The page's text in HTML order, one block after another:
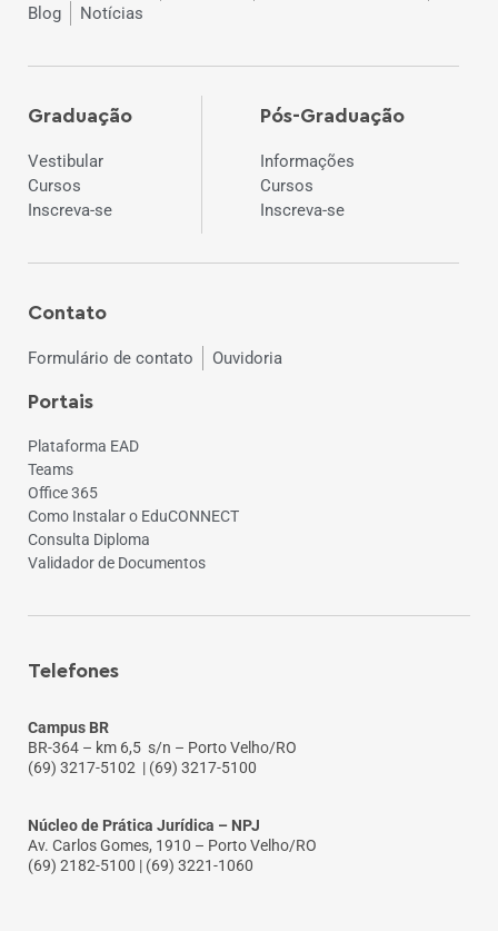
Blog
Notícias
Graduação
Vestibular
Cursos
Inscreva-se
Pós-Graduação
Informações
Cursos
Inscreva-se
Contato
Formulário de contato Ouvidoria
Portais
Plataforma EAD
Teams
Office 365
Como Instalar o EduCONNECT
Consulta Diploma
Validador de Documentos
Telefones
Campus BR
BR-364 – km 6,5 s/n – Porto Velho/RO
(69) 3217-5102 | (69) 3217-5100
Núcleo de Prática Jurídica – NPJ
Av. Carlos Gomes, 1910 – Porto Velho/RO
(69) 2182-5100 | (69) 3221-1060